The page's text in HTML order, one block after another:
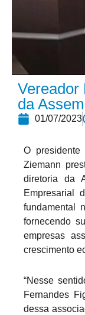
Vereador
da
01/07/2023
O presidente
Ziemann
diretoria da
Empresarial
fundamental
fornecendo
empresas
crescimento
“Nesse
Fernandes
dessa